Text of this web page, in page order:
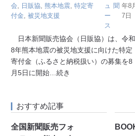
会
日販協 熊本地震 ,特定寄
付金 ,被災地支援
ュ
ー
ス
聞 年8
7日
日本新聞販売協会（日販協）は、令和
8年熊本地震の被災地支援に向けた特定
寄付金（ふるさと納税扱い）の募集を8
月5日に開始 …続き
おすすめ記事
全国新聞販売フォ